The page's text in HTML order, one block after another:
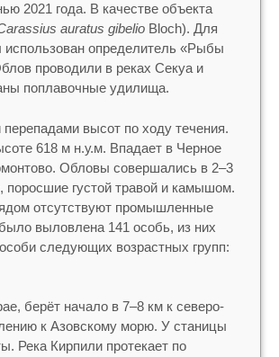
2021 года. В качестве объекта
auratus gibelioBloch). Для
определитель «Рыбы
проводили в реках Секуа и
поплавочные удилища.
высот по ходу течения.
618 м н.у.м. Впадает в Черное
Обловы совершались в 2–3
густой травой и камышом.
отсутствуют промышленные
выловлена 141 особь, из них
следующих возрастных групп:
берёт начало в 7–8 км к северо-
к Азовскому морю. У станицы
Река Кирпили протекает по